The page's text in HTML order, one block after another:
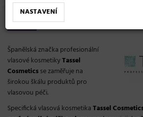
Tassel Cosmetics
Španělská značka profesionální
vlasové kosmetikyTassel
Cosmeticsse zaměřuje na
širokou škálu produktů pro
vlasovou péči.
Specifická vlasová kosmetikaTassel
NASTAVENÍ